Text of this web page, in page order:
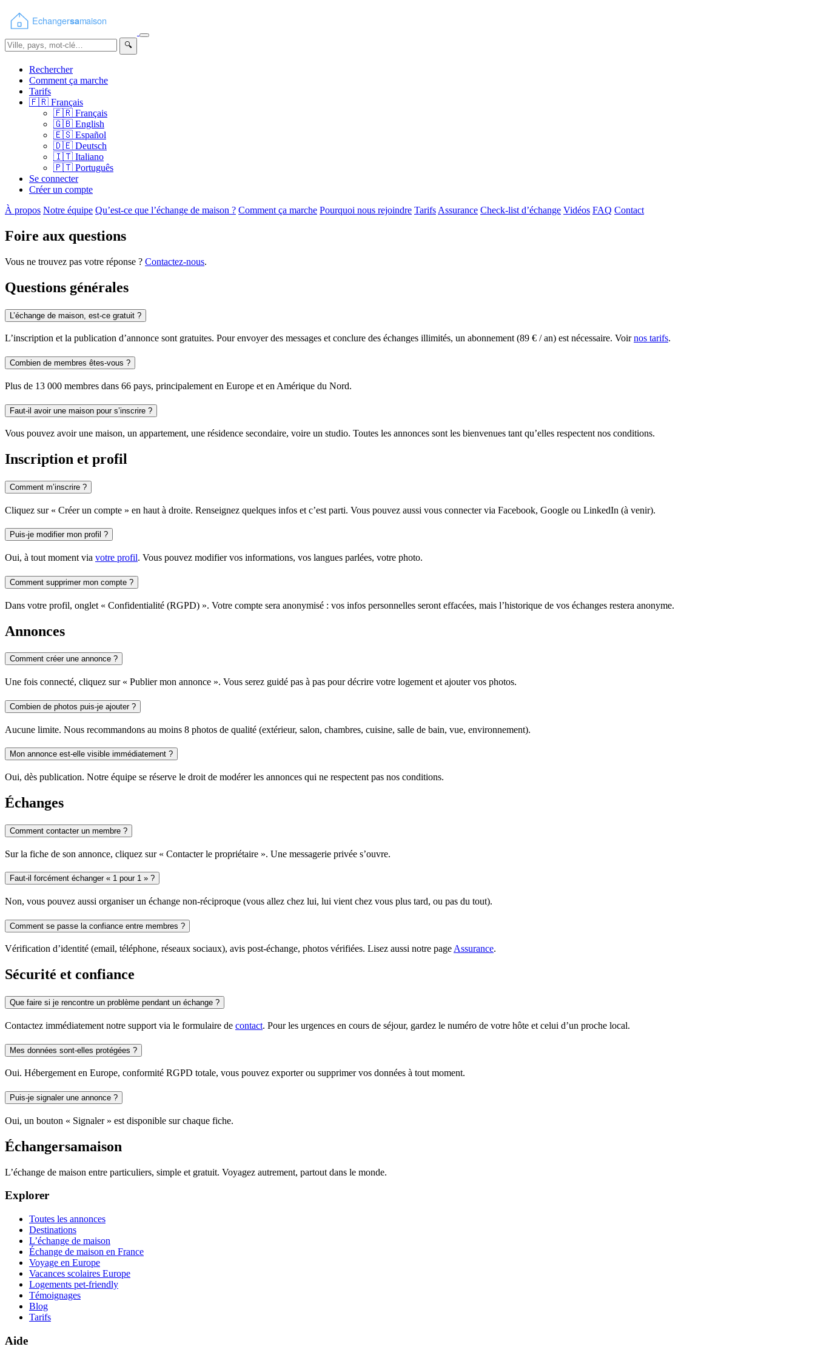
🔍
Rechercher
Comment ça marche
Tarifs
🇫🇷 Français
🇫🇷 Français
🇬🇧 English
🇪🇸 Español
🇩🇪 Deutsch
🇮🇹 Italiano
🇵🇹 Português
Se connecter
Créer un compte
À propos Notre équipe Qu’est-ce que l’échange de maison ? Comment ça marche Pourquoi nous rejoindre Tarifs Assurance Check-list d’échange Vidéos FAQ Contact
Foire aux questions
Vous ne trouvez pas votre réponse ? Contactez-nous.
Questions générales
L’échange de maison, est-ce gratuit ?
L’inscription et la publication d’annonce sont gratuites. Pour envoyer des messages et conclure des échanges illimités, un abonnement (89 € / an) est nécessaire. Voirnos tarifs.
Combien de membres êtes-vous ?
Plus de 13 000 membres dans 66 pays, principalement en Europe et en Amérique du Nord.
Faut-il avoir une maison pour s’inscrire ?
Vous pouvez avoir une maison, un appartement, une résidence secondaire, voire un studio. Toutes les annonces sont les bienvenues tant qu’elles respectent nos conditions.
Inscription et profil
Comment m’inscrire ?
Cliquez sur « Créer un compte » en haut à droite. Renseignez quelques infos et c’est parti. Vous pouvez aussi vous connecter via Facebook, Google ou LinkedIn (à venir).
Puis-je modifier mon profil ?
Oui, à tout moment via votre profil. Vous pouvez modifier vos informations, vos langues parlées, votre photo.
Comment supprimer mon compte ?
Dans votre profil, onglet « Confidentialité (RGPD) ». Votre compte sera anonymisé : vos infos personnelles seront effacées, mais l’historique de vos échanges restera anonyme.
Annonces
Comment créer une annonce ?
Une fois connecté, cliquez sur « Publier mon annonce ». Vous serez guidé pas à pas pour décrire votre logement et ajouter vos photos.
Combien de photos puis-je ajouter ?
Aucune limite. Nous recommandons au moins 8 photos de qualité (extérieur, salon, chambres, cuisine, salle de bain, vue, environnement).
Mon annonce est-elle visible immédiatement ?
Oui, dès publication. Notre équipe se réserve le droit de modérer les annonces qui ne respectent pas nos conditions.
Échanges
Comment contacter un membre ?
Sur la fiche de son annonce, cliquez sur « Contacter le propriétaire ». Une messagerie privée s’ouvre.
Faut-il forcément échanger « 1 pour 1 » ?
Non, vous pouvez aussi organiser un échange non-réciproque (vous allez chez lui, lui vient chez vous plus tard, ou pas du tout).
Comment se passe la confiance entre membres ?
Vérification d’identité (email, téléphone, réseaux sociaux), avis post-échange, photos vérifiées. Lisez aussi notre pageAssurance.
Sécurité et confiance
Que faire si je rencontre un problème pendant un échange ?
Contactez immédiatement notre support via le formulaire de contact. Pour les urgences en cours de séjour, gardez le numéro de votre hôte et celui d’un proche local.
Mes données sont-elles protégées ?
Oui. Hébergement en Europe, conformité RGPD totale, vous pouvez exporter ou supprimer vos données à tout moment.
Puis-je signaler une annonce ?
Oui, un bouton « Signaler » est disponible sur chaque fiche.
Échangersamaison
L’échange de maison entre particuliers, simple et gratuit. Voyagez autrement, partout dans le monde.
Explorer
Toutes les annonces
Destinations
L’échange de maison
Échange de maison en France
Voyage en Europe
Vacances scolaires Europe
Logements pet-friendly
Témoignages
Blog
Tarifs
Aide